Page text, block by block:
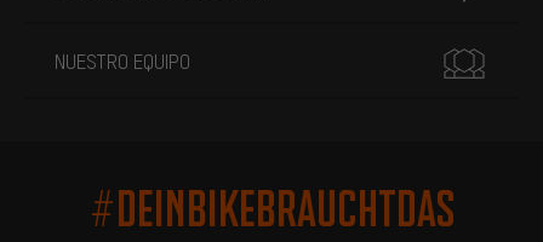
NUESTRO EQUIPO
#DEINBIKEBRAUCHTDAS